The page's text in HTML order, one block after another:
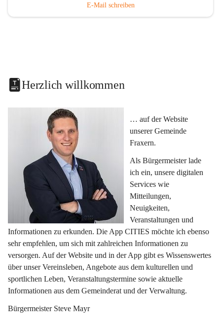
E-Mail schreiben
Herzlich willkommen
… auf der Website
unserer Gemeinde
Fraxern.
Als Bürgermeister lade
ich ein, unsere digitalen
Services wie
Mitteilungen,
Neuigkeiten,
Veranstaltungen und
Informationen zu erkunden. Die App CITIES möchte ich ebenso
sehr empfehlen, um sich mit zahlreichen Informationen zu
versorgen. Auf der Website und in der App gibt es Wissenswertes
über unser Vereinsleben, Angebote aus dem kulturellen und
sportlichen Leben, Veranstaltungstermine sowie aktuelle
Informationen aus dem Gemeinderat und der Verwaltung.
Bürgermeister Steve Mayr